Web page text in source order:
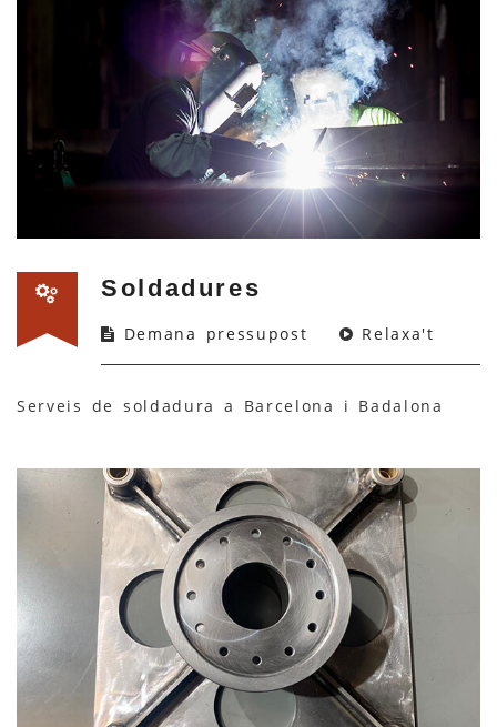
Soldadures
Demana pressupost Relaxa't
Serveis de soldadura a Barcelona i Badalona